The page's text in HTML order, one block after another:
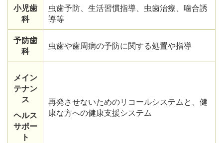
小児歯
科
虫歯予防、生活習慣指導、虫歯治療、噛合誘
導等
予防歯
科
虫歯や歯周病の予防に関する処置や指導
メイン
テナン
ス
ヘルス
サポー
ト
再発させないためのリコールシステムと、健
康な方への健康支援システム